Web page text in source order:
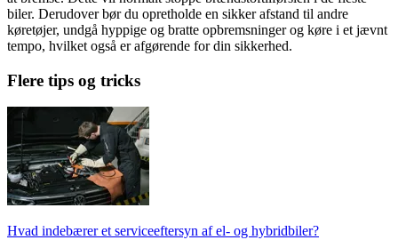
biler. Derudover bør du opretholde en sikker afstand til andre
køretøjer, undgå hyppige og bratte opbremsninger og køre i et jævnt
tempo, hvilket også er afgørende for din sikkerhed.
Flere tips og tricks
Hvad indebærer et serviceeftersyn af el- og hybridbiler?